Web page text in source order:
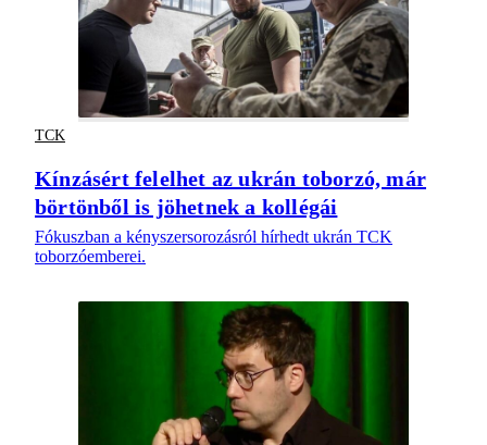
TCK
Kínzásért felelhet az ukrán toborzó, már
börtönből is jöhetnek a kollégái
Fókuszban a kényszersorozásról hírhedt ukrán TCK
toborzóemberei.